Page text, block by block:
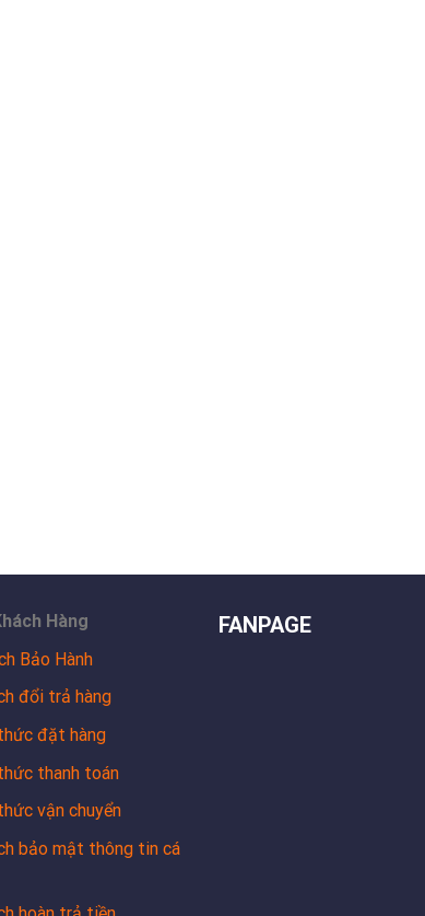
Hàng
Bảo Hành
đổi trả hàng
đặt hàng
thanh toán
vận chuyển
bảo mật thông tin cá
FANPAGE